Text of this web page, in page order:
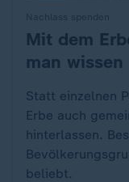
:Mit dem
man wissen
Statt einzelnen
Erbe auch
hinterlassen.
beliebt.